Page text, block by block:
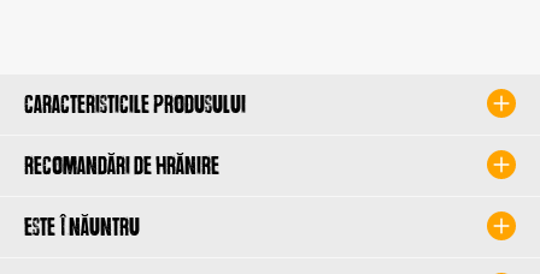
Caracteristicile produsului
Recomandări de hrănire
Este înăuntru